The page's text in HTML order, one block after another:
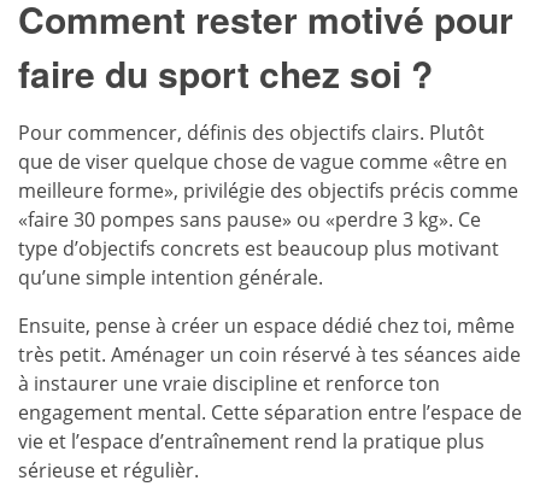
Comment rester motivé pour
faire du sport chez soi ?
Pour commencer, définis des objectifs clairs. Plutôt
que de viser quelque chose de vague comme «être en
meilleure forme», privilégie des objectifs précis comme
«faire 30 pompes sans pause» ou «perdre 3 kg». Ce
type d’objectifs concrets est beaucoup plus motivant
qu’une simple intention générale.
Ensuite, pense à créer un espace dédié chez toi, même
très petit. Aménager un coin réservé à tes séances aide
à instaurer une vraie discipline et renforce ton
engagement mental. Cette séparation entre l’espace de
vie et l’espace d’entraînement rend la pratique plus
sérieuse et régulièr.